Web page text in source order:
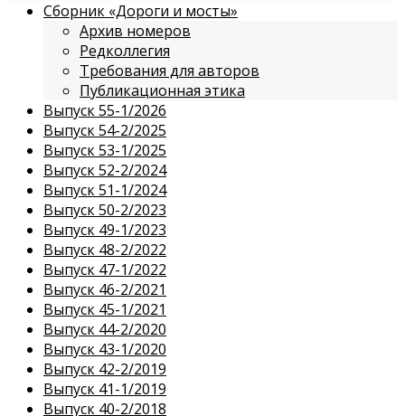
Сборник «Дороги и мосты»
Архив номеров
Редколлегия
Требования для авторов
Публикационная этика
Выпуск 55-1/2026
Выпуск 54-2/2025
Выпуск 53-1/2025
Выпуск 52-2/2024
Выпуск 51-1/2024
Выпуск 50-2/2023
Выпуск 49-1/2023
Выпуск 48-2/2022
Выпуск 47-1/2022
Выпуск 46-2/2021
Выпуск 45-1/2021
Выпуск 44-2/2020
Выпуск 43-1/2020
Выпуск 42-2/2019
Выпуск 41-1/2019
Выпуск 40-2/2018